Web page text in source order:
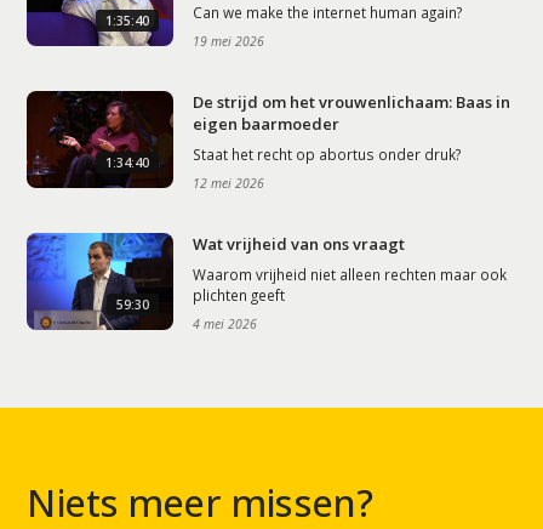
1:35:40 Can we make the internet human again?
19 mei 2026
1:34:40
De strijd om het vrouwenlichaam: Baas in
eigen baarmoeder
Staat het recht op abortus onder druk?
12 mei 2026
59:30
Wat vrijheid van ons vraagt
Waarom vrijheid niet alleen rechten maar ook
plichten geeft
4 mei 2026
Niets meer missen?